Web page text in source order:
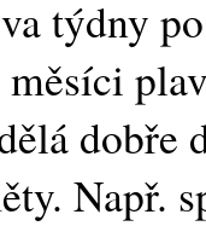
týdny
dobře
Např.